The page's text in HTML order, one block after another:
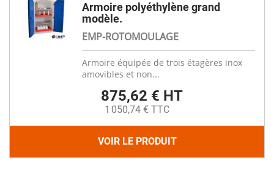
Armoire polyéthylène grand
modèle.
EMP-ROTOMOULAGE
Armoire équipée de trois étagères inox
amovibles et non...
875,62 € HT
1 050,74 € TTC
VOIR LE PRODUIT